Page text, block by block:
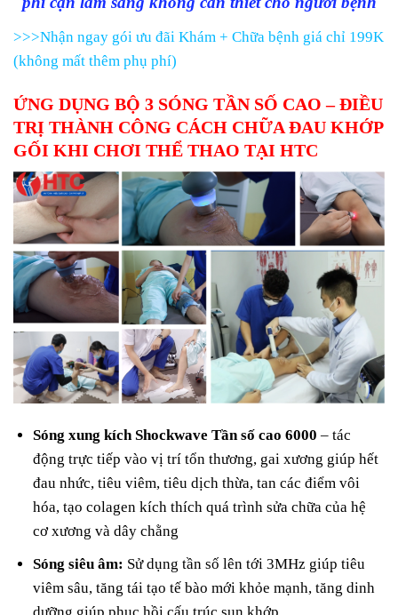
>>>Nhận ngay gói ưu đãi Khám + Chữa bệnh giá chỉ 199K
(không mất thêm phụ phí)
ỨNG DỤNG BỘ 3 SÓNG TẦN SỐ CAO – ĐIỀU
TRỊ THÀNH CÔNG CÁCH CHỮA ĐAU KHỚP
GỐI KHI CHƠI THỂ THAO TẠI HTC
Sóng xung kích Shockwave Tần số cao 6000 – tác
động trực tiếp vào vị trí tổn thương, gai xương giúp hết
đau nhức, tiêu viêm, tiêu dịch thừa, tan các điểm vôi
hóa, tạo colagen kích thích quá trình sửa chữa của hệ
cơ xương và dây chằng
Sóng siêu âm: Sử dụng tần số lên tới 3MHz giúp tiêu
viêm sâu, tăng tái tạo tế bào mới khỏe mạnh, tăng dinh